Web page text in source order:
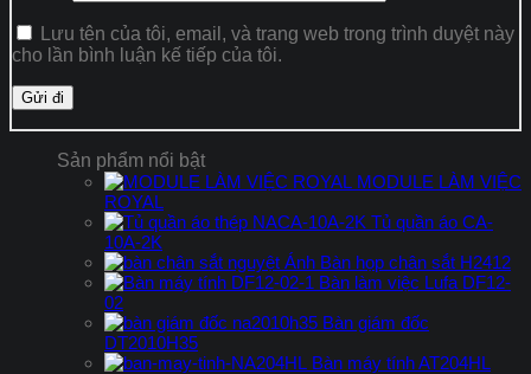
Lưu tên của tôi, email, và trang web trong trình duyệt này
cho lần bình luận kế tiếp của tôi.
Sản phẩm nổi bật
MODULE LÀM VIỆC
ROYAL
Tủ quần áo CA-
10A-2K
Bàn họp chân sắt H2412
Bàn làm việc Lufa DF12-
02
Bàn giám đốc
DT2010H35
Bàn máy tính AT204HL